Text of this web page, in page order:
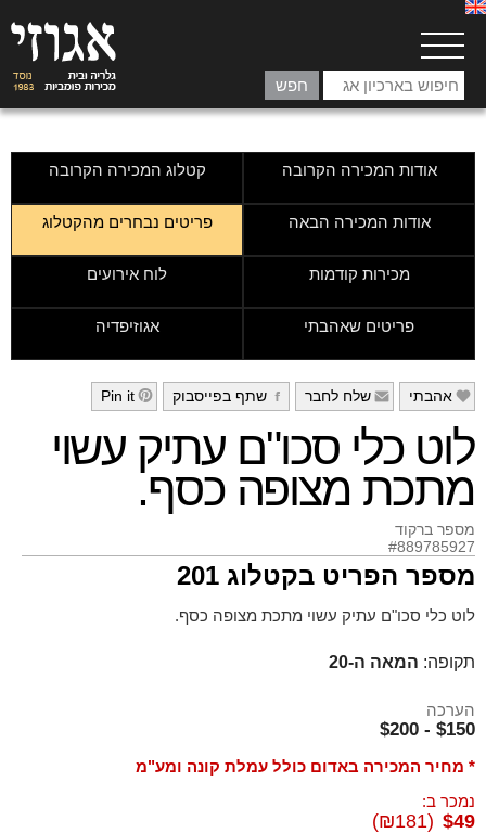
אודות המכירה הקרובה קטלוג המכירה הקרובה
אודות המכירה הבאה פריטים נבחרים מהקטלוג
מכירות קודמות לוח אירועים
פריטים שאהבתי אגוזיפדיה
e אהבתי f שלח לחבר g שתף בפייסבוק h
Pin it
לוט כלי סכו"ם עתיק עשוי
מתכת מצופה כסף.
מספר ברקוד
#889785927
מספר הפריט בקטלוג 201
לוט כלי סכו"ם עתיק עשוי מתכת מצופה כסף.
תקופה: המאה ה-20
הערכה
$150 - $200
* מחיר המכירה באדום כולל עמלת קונה ומע"מ
נמכר ב:
$49
(₪181)